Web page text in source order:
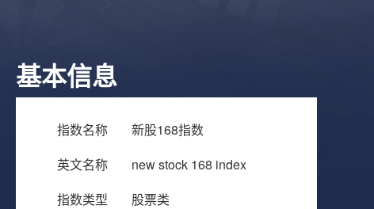
基本信息
指数名称
新股168指数
英文名称
new stock 168 index
指数类型
股票类